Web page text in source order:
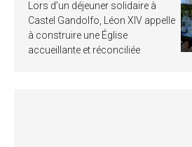
Lors d’un déjeuner solidaire à
Castel Gandolfo, Léon XIV appelle
à construire une Église
accueillante et réconciliée